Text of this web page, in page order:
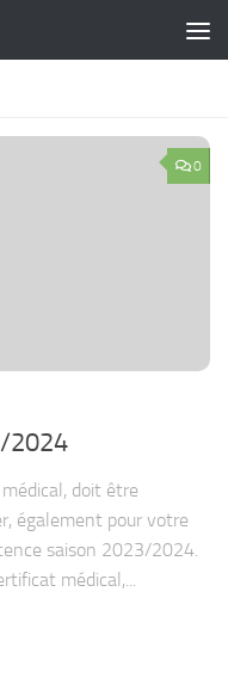
0
2024
doit être
également pour votre
saison 2023/2024.
médical,...